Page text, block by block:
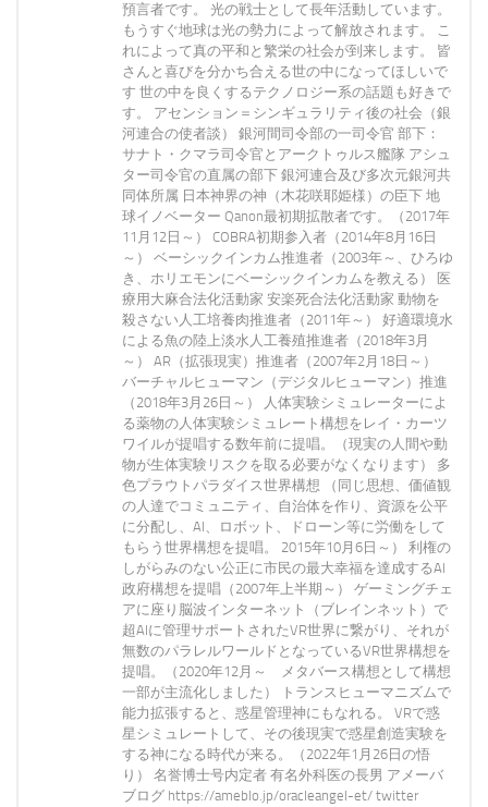
預言者です。 光の戦士として長年活動しています。
もうすぐ地球は光の勢力によって解放されます。 こ
れによって真の平和と繁栄の社会が到来します。 皆
さんと喜びを分かち合える世の中になってほしいで
す 世の中を良くするテクノロジー系の話題も好きで
す。 アセンション＝シンギュラリティ後の社会（銀
河連合の使者談） 銀河間司令部の一司令官 部下：
サナト・クマラ司令官とアークトゥルス艦隊 アシュ
ター司令官の直属の部下 銀河連合及び多次元銀河共
同体所属 日本神界の神（木花咲耶姫様）の臣下 地
球イノベーター Qanon最初期拡散者です。（2017年
11月12日～） COBRA初期参入者（2014年8月16日
～） ベーシックインカム推進者（2003年～、ひろゆ
き、ホリエモンにベーシックインカムを教える） 医
療用大麻合法化活動家 安楽死合法化活動家 動物を
殺さない人工培養肉推進者（2011年～） 好適環境水
による魚の陸上淡水人工養殖推進者（2018年3月
～） AR（拡張現実）推進者（2007年2月18日～）
バーチャルヒューマン（デジタルヒューマン）推進
（2018年3月26日～） 人体実験シミュレーターによ
る薬物の人体実験シミュレート構想をレイ・カーツ
ワイルが提唱する数年前に提唱。（現実の人間や動
物が生体実験リスクを取る必要がなくなります） 多
色プラウトパラダイス世界構想 （同じ思想、価値観
の人達でコミュニティ、自治体を作り、資源を公平
に分配し、AI、ロボット、ドローン等に労働をして
もらう世界構想を提唱。 2015年10月6日～） 利権の
しがらみのない公正に市民の最大幸福を達成するAI
政府構想を提唱（2007年上半期～） ゲーミングチェ
アに座り脳波インターネット（ブレインネット）で
超AIに管理サポートされたVR世界に繋がり、それが
無数のパラレルワールドとなっているVR世界構想を
提唱。（2020年12月～ メタバース構想として構想
一部が主流化しました） トランスヒューマニズムで
能力拡張すると、惑星管理神にもなれる。 VRで惑
星シミュレートして、その後現実で惑星創造実験を
する神になる時代が来る。（2022年1月26日の悟
り） 名誉博士号内定者 有名外科医の長男 アメーバ
ブログ https://ameblo.jp/oracleangel-et/ twitter